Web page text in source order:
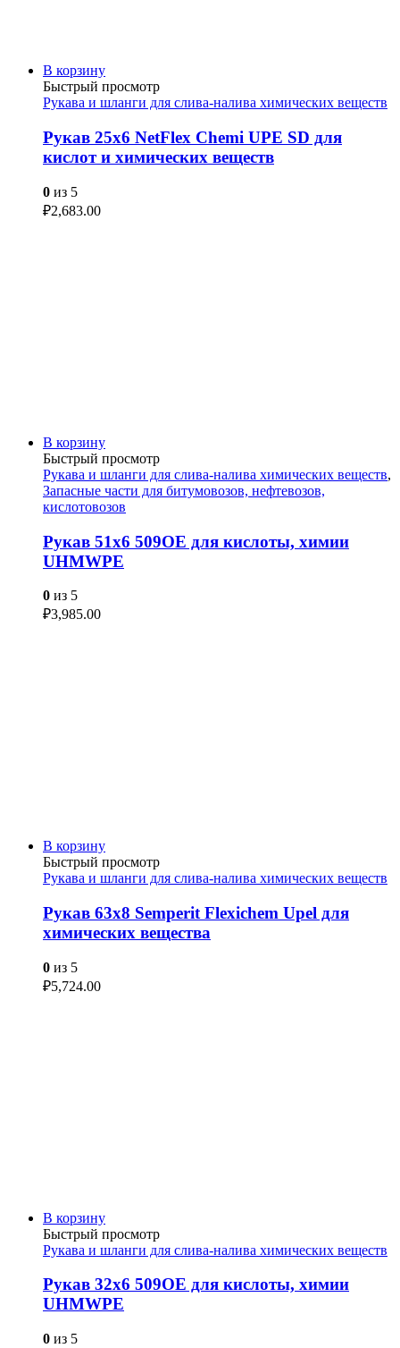
В корзину
Быстрый просмотр
Рукава и шланги для слива-налива химических веществ
Рукав 25х6 NetFlex Chemi UPE SD для
кислот и химических веществ
0 из 5
₽2,683.00
В корзину
Быстрый просмотр
Рукава и шланги для слива-налива химических веществ,
Запасные части для битумовозов, нефтевозов,
кислотовозов
Рукав 51х6 509ОЕ для кислоты, химии
UHMWPE
0 из 5
₽3,985.00
В корзину
Быстрый просмотр
Рукава и шланги для слива-налива химических веществ
Рукав 63х8 Semperit Flexichem Upel для
химических вещества
0 из 5
₽5,724.00
В корзину
Быстрый просмотр
Рукава и шланги для слива-налива химических веществ
Рукав 32х6 509OE для кислоты, химии
UHMWPE
0 из 5